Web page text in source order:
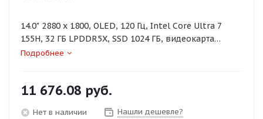
14.0" 2880 x 1800, OLED, 120 Гц, Intel Core Ultra 7
155H, 32 ГБ LPDDR5X, SSD 1024 ГБ, видеокарта
встроенная, Windows 11 Home, цвет крышки
Подробнее
11 676.08 руб.
Нет в наличии Нашли дешевле?